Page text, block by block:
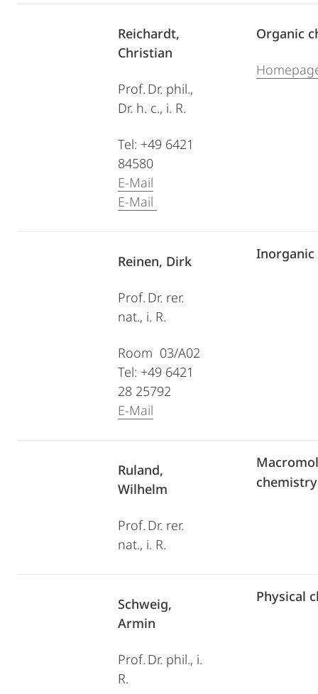
Reichardt,
Christian
Prof. Dr. phil.,
Dr. h. c., i. R.
Tel: +49 6421
84580
E-Mail
E-Mail
Organic
Reinen, Dirk
Prof. Dr. rer.
nat., i. R.
Room 03/A02
Tel: +49 6421
28 25792
E-Mail
Ruland,
Wilhelm
Prof. Dr. rer.
nat., i. R.
chemistry
Schweig,
Armin
Prof. Dr. phil., i.
R.
Physical